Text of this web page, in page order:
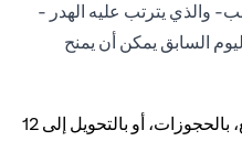
والذي يترتب عليه الهدر -
السابق يمكن أن يمنح